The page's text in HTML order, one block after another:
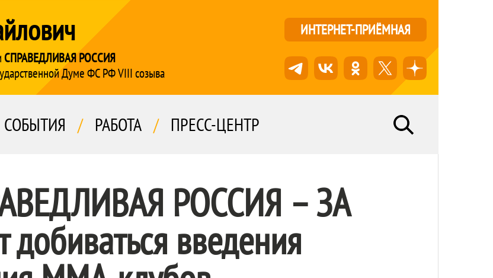
СПРАВЕДЛИВАЯ РОССИЯ
Думе ФС РФ VIII созыва
ИНТЕРНЕТ-ПРИЁМНАЯ
СОБЫТИЯ / РАБОТА / ПРЕСС-ЦЕНТР
РОССИЯ – ЗА
добиваться введения